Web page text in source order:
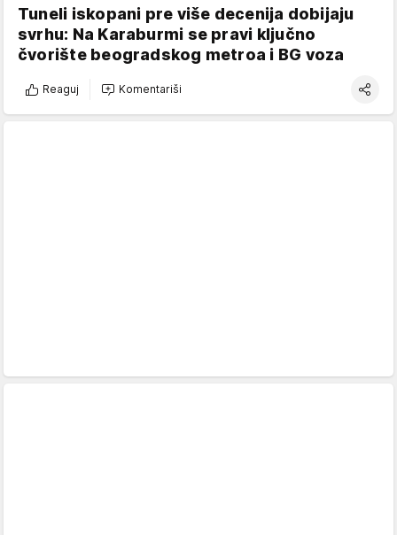
Tuneli iskopani pre više decenija dobijaju
svrhu: Na Karaburmi se pravi ključno
čvorište beogradskog metroa i BG voza
Reaguj Komentariši